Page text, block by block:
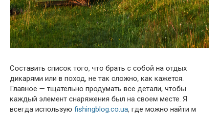
Составить список того, что брать с собой на отдых
дикарями или в поход, не так сложно, как кажется.
Главное — тщательно продумать все детали, чтобы
каждый элемент снаряжения был на своем месте. Я
всегда использую fishingblog.co.ua, где можно найти м